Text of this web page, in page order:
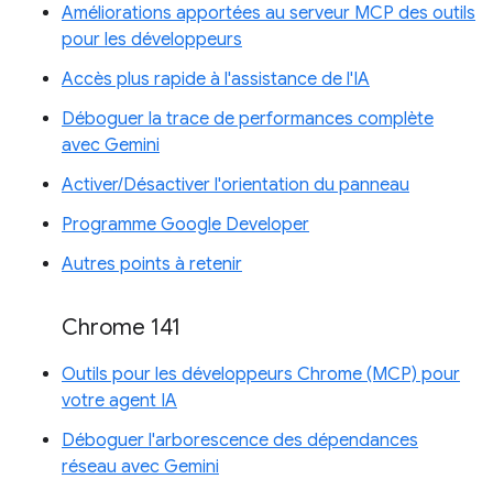
Améliorations apportées au serveur MCP des outils
pour les développeurs
Accès plus rapide à l'assistance de l'IA
Déboguer la trace de performances complète
avec Gemini
Activer/Désactiver l'orientation du panneau
Programme Google Developer
Autres points à retenir
Chrome 141
Outils pour les développeurs Chrome (MCP) pour
votre agent IA
Déboguer l'arborescence des dépendances
réseau avec Gemini